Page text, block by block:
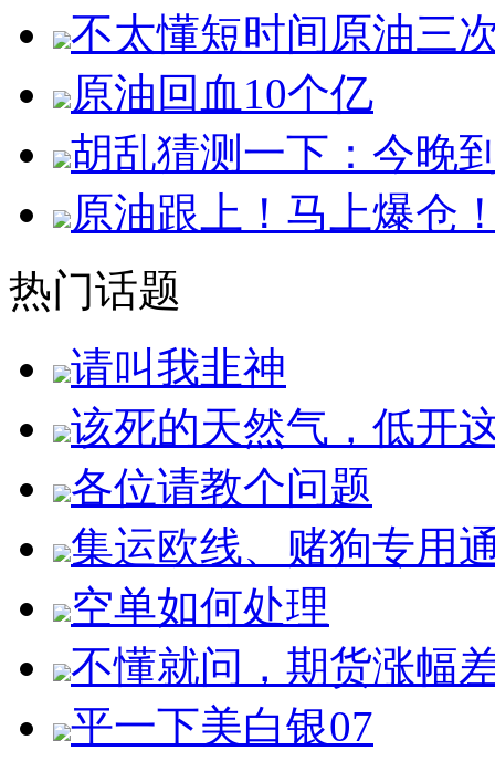
不太懂短时间原油三
原油回血10个亿
胡乱猜测一下：今晚
原油跟上！马上爆仓
热门话题
请叫我韭神
该死的天然气，低开
各位请教个问题
集运欧线、赌狗专用
空单如何处理
不懂就问，期货涨幅
平一下美白银07